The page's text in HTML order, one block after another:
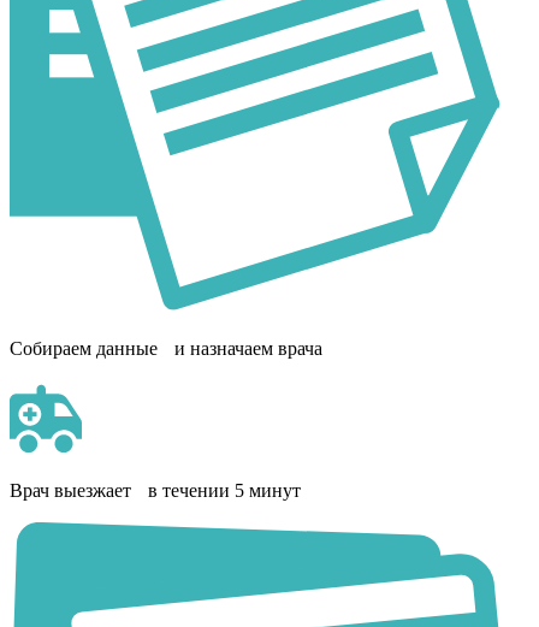
Собираем данные и назначаем врача
Врач выезжает в течении 5 минут